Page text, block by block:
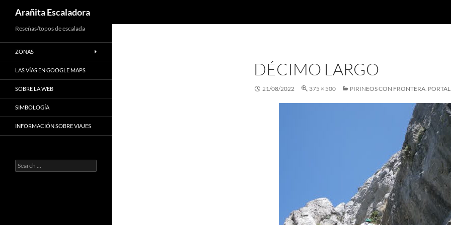
to
content
Arañita Escaladora
DÉCIMO LARGO
21/08/2022 375 × 500 PIRINEOS CON FRONTERA.
Reseñas/topos de escalada
ZONAS
LAS VÍAS EN GOOGLE MAPS
SOBRE LA WEB
SIMBOLOGÍA
INFORMACIÓN SOBRE VIAJES
Search
for: